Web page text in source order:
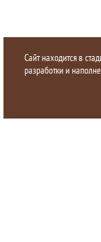
Сайт находится в
разработки и